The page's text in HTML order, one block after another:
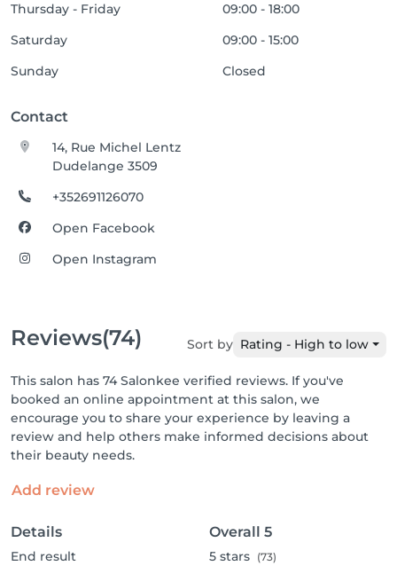
Thursday - Friday
09:00 - 18:00
Saturday
09:00 - 15:00
Sunday
Closed
Contact
14, Rue Michel Lentz
Dudelange 3509
+352691126070
Open Facebook
Open Instagram
Reviews(74) Sort by Rating - High to low
This salon has 74 Salonkee verified reviews. If you've
booked an online appointment at this salon, we
encourage you to share your experience by leaving a
review and help others make informed decisions about
their beauty needs.
Add review
Details
End result
Overall 5
5 stars (73)